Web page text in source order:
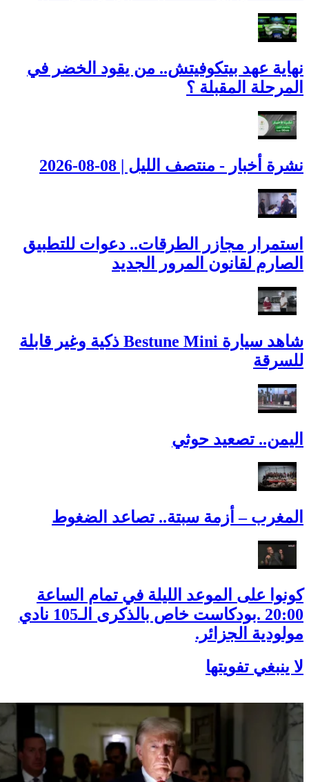
نهاية عهد بيتكوفيتش.. من يقود الخضر في
المرحلة المقبلة ؟
نشرة أخبار - منتصف الليل | 08-08-2026
استمرار مجازر الطرقات.. دعوات للتطبيق
الصارم لقانون المرور الجديد
شاهد سيارة Bestune Mini ذكية وغير قابلة
للسرقة
اليمن.. تصعيد حوثي
المغرب – أزمة سبتة.. تصاعد الضغوط
كونوا على الموعد الليلة في تمام الساعة
20:00 .بودكاست خاص بالذكرى الـ105 نادي
مولودية الجزائر.
لا ينبغي تفويتها